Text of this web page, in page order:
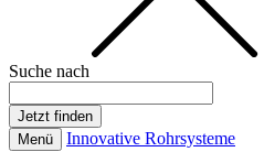
Suche nach
Menü Innovative Rohrsysteme